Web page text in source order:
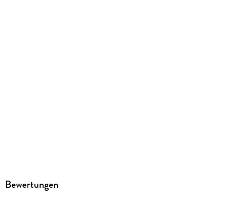
Bewertungen